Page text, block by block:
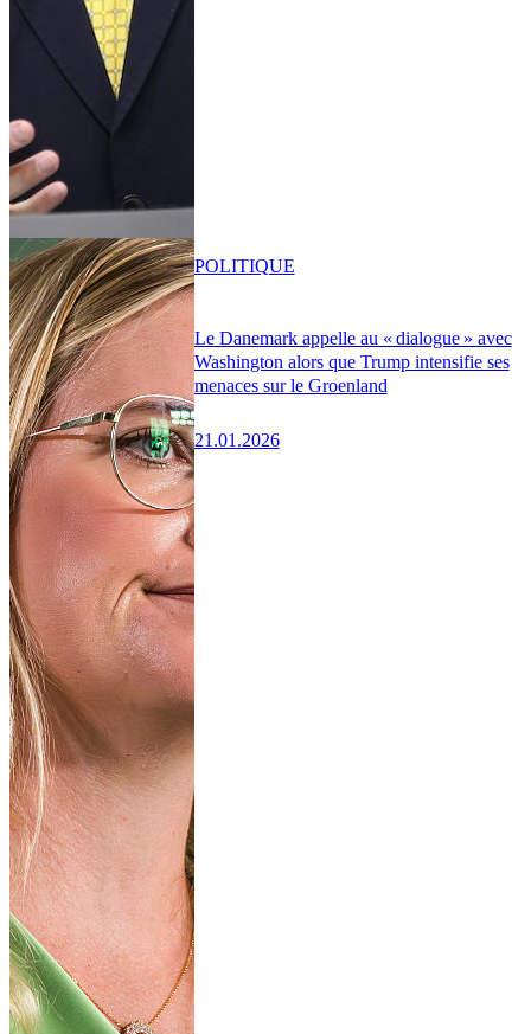
Le Danemark appelle au « dialogue » avec
Washington alors que Trump intensifie ses
menaces sur le Groenland
21.01.2026
POLITIQUE